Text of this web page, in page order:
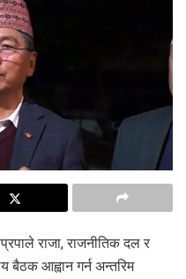
राजा, राजनीतिक दल र
बैठक आह्वान गर्न अन्तरिम